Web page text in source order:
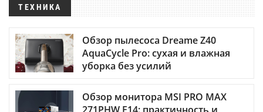
ТЕХНИКА
Обзор пылесоса Dreame Z40
AquaCycle Pro: сухая и влажная
уборка без усилий
Обзор монитора MSI PRO MAX